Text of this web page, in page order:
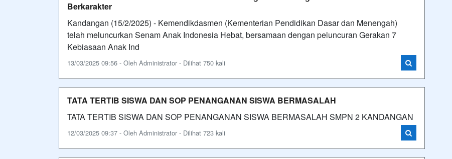
Berkarakter
Kandangan (15/2/2025) - Kemendikdasmen (Kementerian Pendidikan Dasar dan Menengah)
telah meluncurkan Senam Anak Indonesia Hebat, bersamaan dengan peluncuran Gerakan 7
Kebiasaan Anak Ind
13/03/2025 09:56 - Oleh Administrator - Dilihat 750 kali
TATA TERTIB SISWA DAN SOP PENANGANAN SISWA BERMASALAH
TATA TERTIB SISWA DAN SOP PENANGANAN SISWA BERMASALAH SMPN 2 KANDANGAN
12/03/2025 09:37 - Oleh Administrator - Dilihat 723 kali